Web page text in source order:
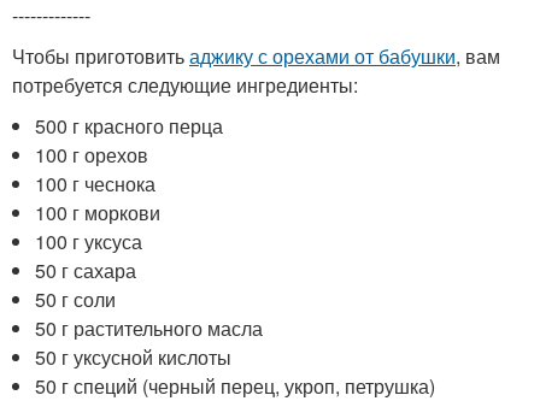
-------------
Чтобы приготовитьаджику с орехами от бабушки, вам
потребуется следующие ингредиенты:
500 г красного перца
100 г орехов
100 г чеснока
100 г моркови
100 г уксуса
50 г сахара
50 г соли
50 г растительного масла
50 г уксусной кислоты
50 г специй (черный перец, укроп, петрушка)